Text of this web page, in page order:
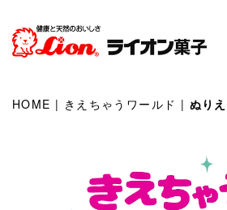
HOME | きえちゃうワールド | ぬりえ